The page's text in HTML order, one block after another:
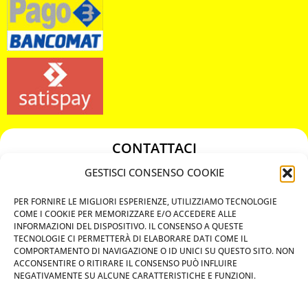
GESTISCI CONSENSO COOKIE
PER FORNIRE LE MIGLIORI ESPERIENZE, UTILIZZIAMO TECNOLOGIE
COME I COOKIE PER MEMORIZZARE E/O ACCEDERE ALLE
INFORMAZIONI DEL DISPOSITIVO. IL CONSENSO A QUESTE
TECNOLOGIE CI PERMETTERÀ DI ELABORARE DATI COME IL
COMPORTAMENTO DI NAVIGAZIONE O ID UNICI SU QUESTO SITO. NON
ACCONSENTIRE O RITIRARE IL CONSENSO PUÒ INFLUIRE
NEGATIVAMENTE SU ALCUNE CARATTERISTICHE E FUNZIONI.
CONTATTACI
349 3863811
chiavicodificate@gmail.com
Privacy Policy
Cookie Policy